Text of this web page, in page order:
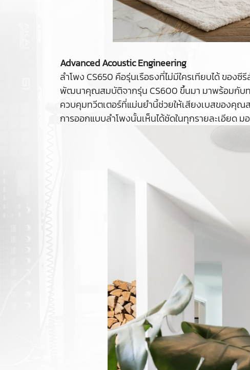
Advanced Acoustic Engineering
ลำโพง CS650 คือรุ่นเรือธงที่ไม่มีใครเทียบได้ ขอ
พัฒนาคุณสมบัติจากรุ่น CS600 ขึ้นมา มาพร้อมกับทวี
ควบคุมทวีตเตอร์ที่แม่นยำนี้ช่วยให้เสียงเบสของคุ
การออกแบบลำโพงนั้นเห็นได้ชัดในทุกรายละเอียด